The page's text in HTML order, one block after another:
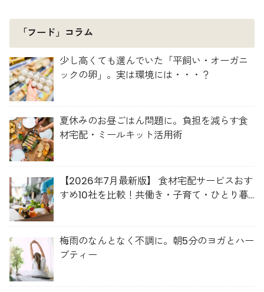
「フード」コラム
少し高くても選んでいた「平飼い・オーガニ
ックの卵」。実は環境には・・・？
夏休みのお昼ごはん問題に。負担を減らす食
材宅配・ミールキット活用術
【2026年7月最新版】 食材宅配サービスおす
すめ10社を比較！共働き・子育て・ひとり暮
梅雨のなんとなく不調に。朝5分のヨガとハー
ブティー